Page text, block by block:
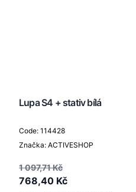
Lupa S4 + stativ bílá
Code: 114428
Značka: ACTIVESHOP
1 097,71 Kč
768,40 Kč